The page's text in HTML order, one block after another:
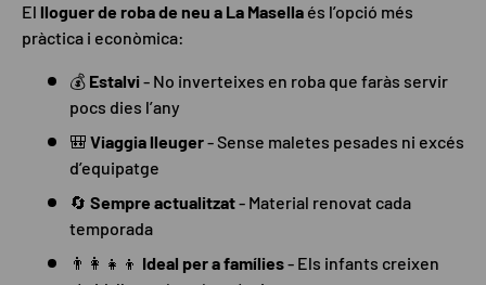
El lloguer de roba de neu a La Masella és l’opció més
pràctica i econòmica:
💰 Estalvi- No inverteixes en roba que faràs servir
pocs dies l’any
🎒 Viaggia lleuger- Sense maletes pesades ni excés
d’equipatge
🔄 Sempre actualitzat- Material renovat cada
temporada
👨‍👩‍👧‍👦 Ideal per a famílies- Els infants creixen